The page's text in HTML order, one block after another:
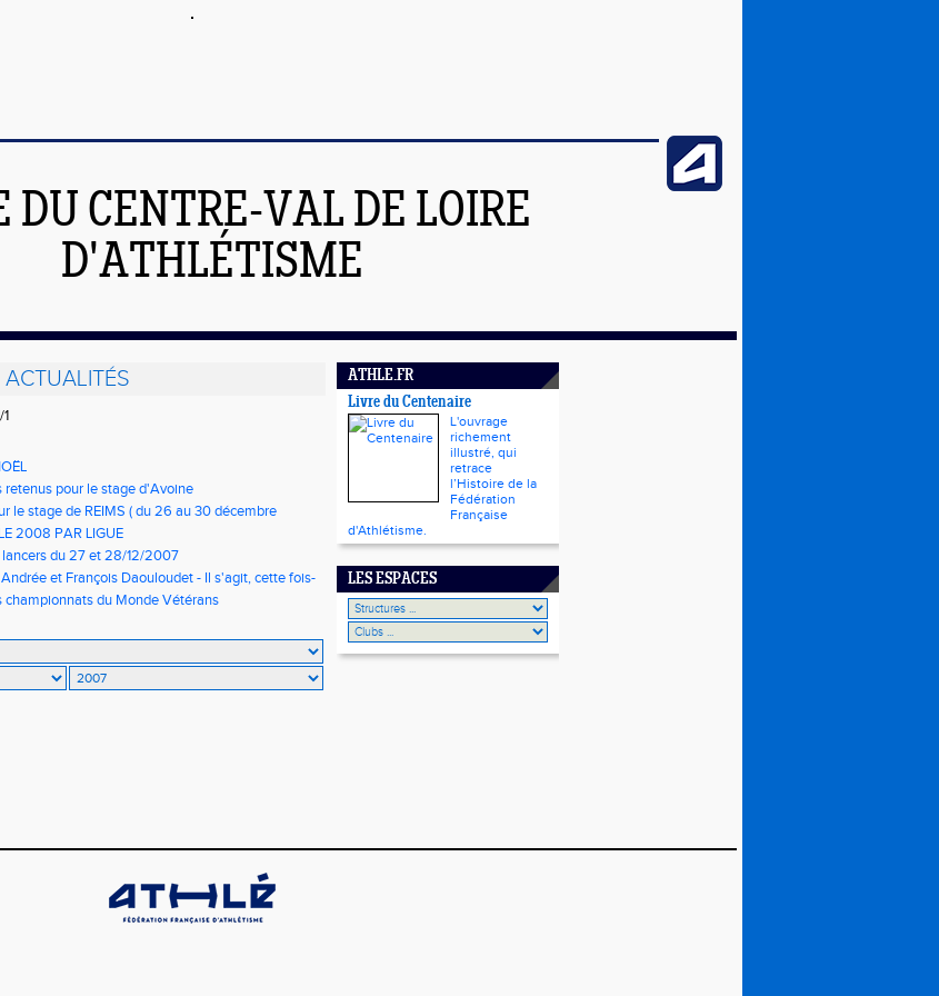
DU CENTRE-VAL DE LOIRE
D'ATHLÉTISME
ACTUALITÉS
retenus pour le stage d'Avoine
le stage de REIMS ( du 26 au 30 décembre
2008 PAR LIGUE
du 27 et 28/12/2007
et François Daouloudet - Il s'agit, cette fois-
championnats du Monde Vétérans
ATHLE.FR
Livre du Centenaire
L'ouvrage
richement
illustré, qui
retrace
l’Histoire de la
Fédération
Française
d'Athlétisme.
LES ESPACES